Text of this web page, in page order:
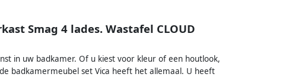
Smag 4 lades. Wastafel CLOUD
in uw badkamer. Of u kiest voor kleur of een houtlook,
badkamermeubel set Vica heeft het allemaal. U heeft